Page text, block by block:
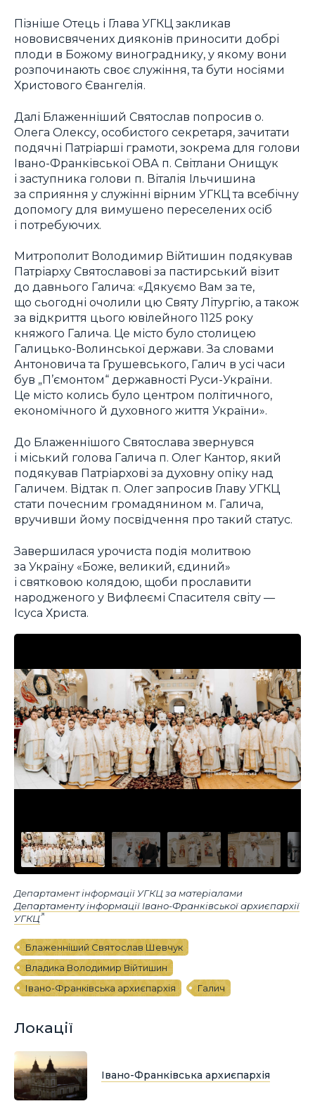
Пізніше Отець і Глава УГКЦ закликав
нововисвячених дияконів приносити добрі
плоди в Божому винограднику, у якому вони
розпочинають своє служіння, та бути носіями
Христового Євангелія.
Далі Блаженніший Святослав попросив о.
Олега Олексу, особистого секретаря, зачитати
подячні Патріарші грамоти, зокрема для голови
Івано-Франківської ОВА п. Світлани Онищук
і заступника голови п. Віталія Ільчишина
за сприяння у служінні вірним УГКЦ та всебічну
допомогу для вимушено переселених осіб
і потребуючих.
Митрополит Володимир Війтишин подякував
Патріарху Святославові за пастирський візит
до давнього Галича: «Дякуємо Вам за те,
що сьогодні очолили цю Святу Літургію, а також
за відкриття цього ювілейного 1125 року
княжого Галича. Це місто було столицею
Галицько-Волинської держави. За словами
Антоновича та Грушевського, Галич в усі часи
був „П’ємонтом“ державності Руси-України.
Це місто колись було центром політичного,
економічного й духовного життя України».
До Блаженнішого Святослава звернувся
і міський голова Галича п. Олег Кантор, який
подякував Патріархові за духовну опіку над
Галичем. Відтак п. Олег запросив Главу УГКЦ
стати почесним громадянином м. Галича,
вручивши йому посвідчення про такий статус.
Завершилася урочиста подія молитвою
за Україну «Боже, великий, єдиний»
і святковою колядою, щоби прославити
народженого у Вифлеємі Спасителя світу —
Ісуса Христа.
Департамент інформації УГКЦ за матеріалами
Департаменту інформації Івано-Франківської архиєпархії
УГКЦ
Блаженніший Святослав Шевчук
Владика Володимир Війтишин
Івано-Франківська архиєпархія
Галич
Локації
Івано-Франківська архиєпархія